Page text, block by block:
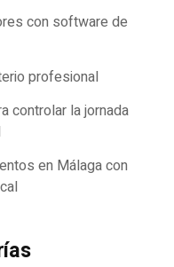
con software de
profesional
controlar la jornada
en Málaga con